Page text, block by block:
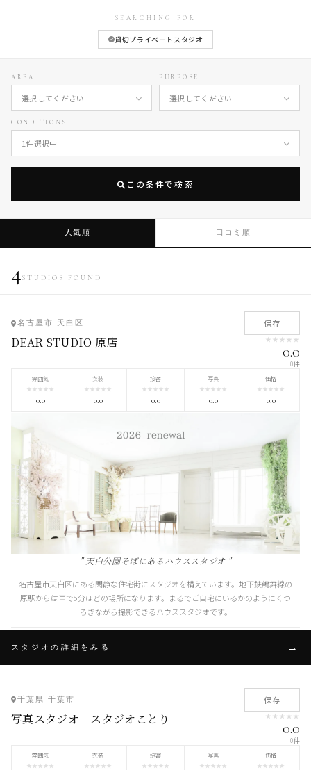
キッズフォトものがたり PHOTO STUDIO GUIDE
SEARCHING FOR
貸切プライベートスタジオ
AREA
選択してください
PURPOSE
選択してください
CONDITIONS
1件選択中
この条件で検索
人気順 口コミ順
4STUDIOS FOUND
名古屋市 天白区 保存
DEAR STUDIO 原店 ★ ★ ★ ★ ★
0.0
0件
雰囲気
★★★★★
0.0
衣装
★★★★★
0.0
接客
★★★★★
0.0
写真
★★★★★
0.0
価格
★★★★★
0.0
" 天白公園そばにあるハウススタジオ "
名古屋市天白区にある閑静な住宅街にスタジオを構えています。地下鉄鶴舞線の
原駅からは車で5分ほどの場所になります。まるでご自宅にいるかのようにくつ
ろぎながら撮影できるハウススタジオです。
スタジオの詳細をみる
千葉県 千葉市 保存
写真スタジオ スタジオことり ★ ★ ★ ★ ★
0.0
0件
雰囲気
★★★★★
衣装
★★★★★
接客
★★★★★
写真
★★★★★
価格
★★★★★